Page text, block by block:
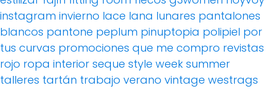
instagram invierno lace lana lunares pantalones
blancos pantone peplum pinuptopia polipiel por
tus curvas promociones que me compro revistas
rojo ropa interior seque style week summer
talleres tartán trabajo verano vintage westrags